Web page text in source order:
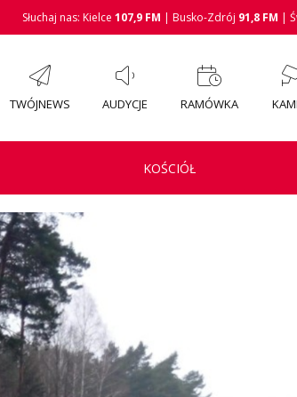
Słuchaj nas: Kielce 107,9 FM | Busko-Zdrój 91,8 FM |
TWÓJNEWS AUDYCJE RAMÓWKA
KOŚCIÓŁ